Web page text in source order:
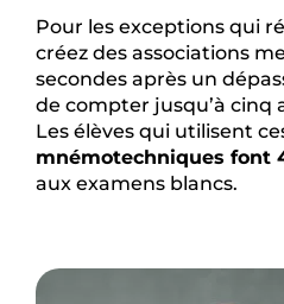
Pour les exceptions qui
créez des associations
secondes après un
de compter jusqu’à cinq
Les élèves qui utilisent
mnémotechniques font
aux examens blancs.